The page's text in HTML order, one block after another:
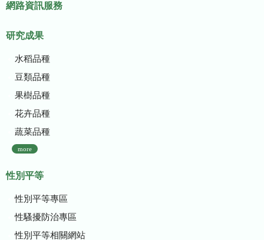
網路資訊服務
研究成果
水稻品種
豆類品種
果樹品種
花卉品種
蔬菜品種
more
性別平等
性別平等專區
性騷擾防治專區
性別平等相關網站